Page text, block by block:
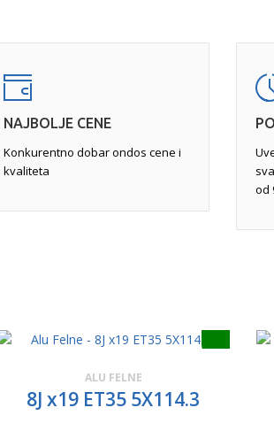
ukoliko je moguća, se vršizavarivanjem
NAJBOLJE CENE
Konkurentno dobar ondos cene i
kvaliteta
od
ALU FELNE
8J x19 ET35 5X114.3